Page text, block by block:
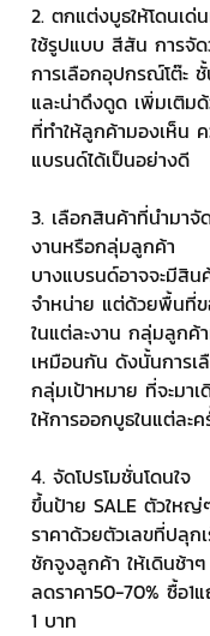
2. ตกแต่งบูธให้โดนเด่
ใช้รูปแบบ สีสัน การจั
การเลือกอุปกรณ์โต๊ะ
และน่าดึงดูด เพิ่มเติ
ที่ทำให้ลูกค้ามองเห็น
แบรนด์ได้เป็นอย่างดี
3. เลือกสินค้าที่นำมาจั
งานหรือกลุ่มลูกค้า
บางแบรนด์อาจจะมีสิ
จำหน่าย แต่ด้วยพื้นที่
ในแต่ละงาน กลุ่มลูกค้
เหมือนกัน ดังนั้นการ
กลุ่มเป้าหมาย ที่จะมาเ
ให้การออกบูธในแต่ละ
4. จัดโปรโมชั่นโดนใจ
ขึ้นป้าย SALE ตัวให
ราคาด้วยตัวเลขที่ปลุก
ชักจูงลูกค้า ให้เดินช้า
ลดราคา50-70% ซื้อ1
1 บาท